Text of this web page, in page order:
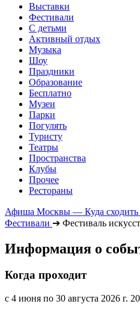
Выставки
Фестивали
С детьми
Активный отдых
Музыка
Шоу
Праздники
Образование
Бесплатно
Музеи
Парки
Погулять
Туристу
Театры
Пространства
Клубы
Прочее
Рестораны
Афиша Москвы — Куда сходить
Фестивали ➔ Фестиваль
Информация о
Когда проходит
с 4 июня по 30 августа 2026 г.